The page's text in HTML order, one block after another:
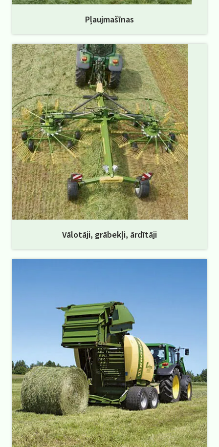
Pļaujmašīnas
Vālotāji, grābekļi, ārdītāji